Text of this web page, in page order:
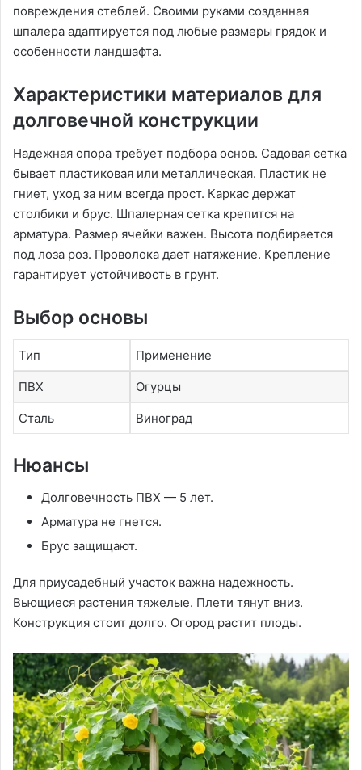
повреждения стеблей. Своими руками созданная
шпалера адаптируется под любые размеры грядок и
особенности ландшафта.
Характеристики материалов для
долговечной конструкции
Надежная опора требует подбора основ. Садовая сетка
бывает пластиковая или металлическая. Пластик не
гниет, уход за ним всегда прост. Каркас держат
столбики и брус. Шпалерная сетка крепится на
арматура. Размер ячейки важен. Высота подбирается
под лоза роз. Проволока дает натяжение. Крепление
гарантирует устойчивость в грунт.
Выбор основы
Тип Применение
ПВХ Огурцы
Сталь Виноград
Нюансы
Долговечность ПВХ — 5 лет.
Арматура не гнется.
Брус защищают.
Для приусадебный участок важна надежность.
Вьющиеся растения тяжелые. Плети тянут вниз.
Конструкция стоит долго. Огород растит плоды.